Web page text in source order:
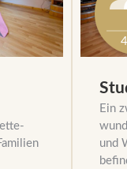
Ein
und